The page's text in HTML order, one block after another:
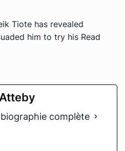
Tiote has revealed
him to try his Read
complète